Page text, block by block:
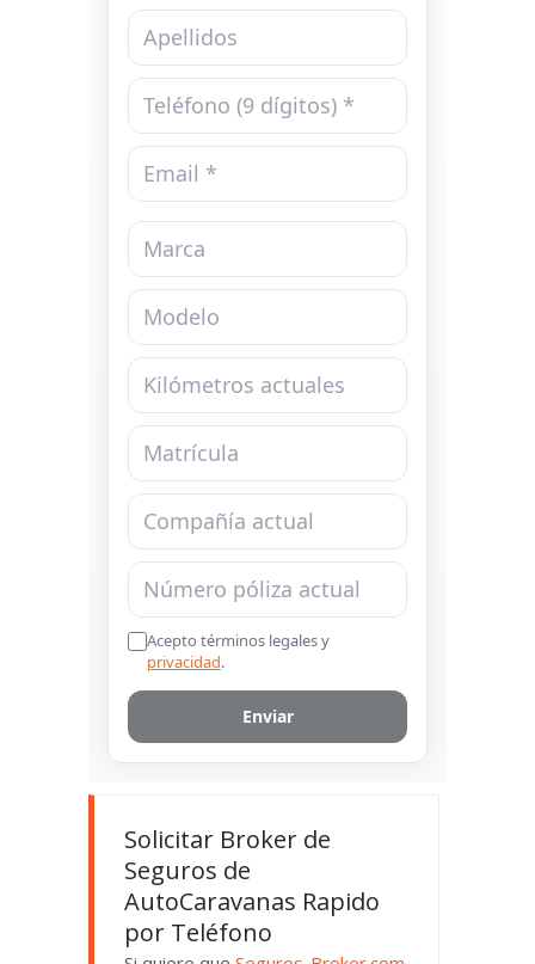
Solicitar Broker de
Seguros de
AutoCaravanas Rapido
por Teléfono